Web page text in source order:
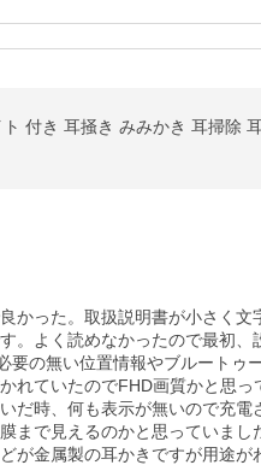
付き 耳掻き みみかき 耳掃除
かった。取扱説明書が小さく
。よく読めなかったので最初
要の無い位置情報やブルートゥ
れていたのでFHD画質かと思
だ時、何も表示が無いので充
まで見えるのかと思っていまし
が金属製の耳かきですが用途